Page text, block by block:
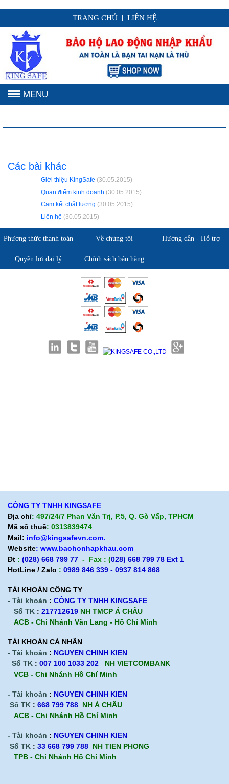
TRANG CHỦ LIÊN HỆ
MENU
Các bài khác
Giới thiệu KingSafe (30.05.2015)
Quan điểm kinh doanh (30.05.2015)
Cam kết chất lượng (30.05.2015)
Liên hệ (30.05.2015)
Phương thức thanh toán Về chúng tôi Hướng dẫn - Hỗ trợ
Quyền lợi đại lý Chính sách bán hàng
CÔNG TY TNHH KINGSAFE
Địa chỉ: 497/24/7 Phan Văn Trị, P.5, Q. Gò Vấp, TPHCM
Mã số thuế: 0313839474
Mail: info@kingsafevn.com.
Website: www.baohonhapkhau.com
Đt : (028) 668 799 77 - Fax : (028) 668 799 78 Ext 1
HotLine / Zalo : 0989 846 339 - 0937 814 868
TÀI KHOẢN CÔNG TY
- Tài khoản : CÔNG TY TNHH KINGSAFE
Số TK : 217712619 NH TMCP Á CHÂU
ACB - Chi Nhánh Văn Lang - Hồ Chí Minh
TÀI KHOÀN CÁ NHÂN
- Tài khoản : NGUYEN CHINH KIEN
Số TK : 007 100 1033 202
NH VIETCOMBANK
VCB - Chi Nhánh Hồ Chí Minh
- Tài khoản : NGUYEN CHINH KIEN
Số TK : 668 799 788 NH Á CHÂU
ACB - Chi Nhánh Hồ Chí Minh
- Tài khoản : NGUYEN CHINH KIEN
Số TK : 33 668 799 788 NH TIEN PHONG
TPB - Chi Nhánh Hồ Chí Minh